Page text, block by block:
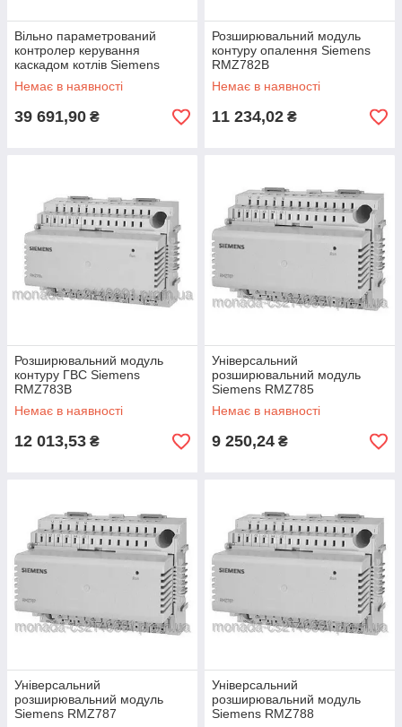
Вільно параметрований
контролер керування
каскадом котлів Siemens
RMK770-4
Немає в наявності
39 691,90 ₴
Розширювальний модуль
контуру опалення Siemens
RMZ782B
Немає в наявності
11 234,02 ₴
Розширювальний модуль
контуру ГВС Siemens
RMZ783B
Немає в наявності
12 013,53 ₴
Універсальний
розширювальний модуль
Siemens RMZ785
Немає в наявності
9 250,24 ₴
Універсальний
розширювальний модуль
Siemens RMZ787
Універсальний
розширювальний модуль
Siemens RMZ788